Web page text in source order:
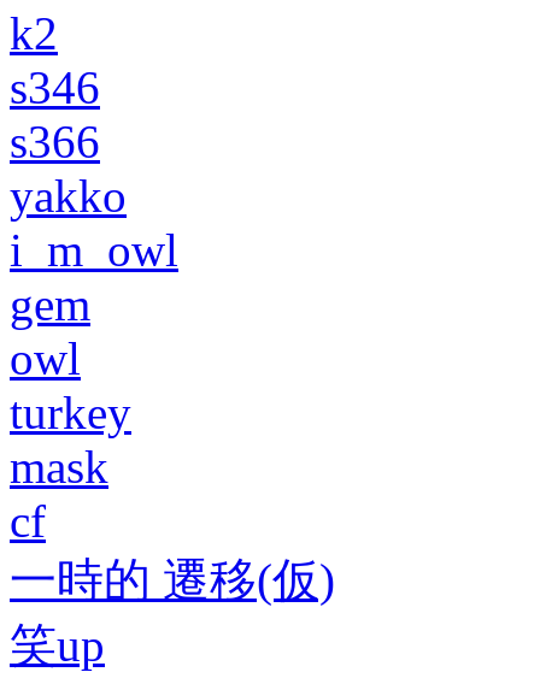
k2
s346
s366
yakko
i_m_owl
gem
owl
turkey
mask
cf
一時的 遷移(仮)
笑up